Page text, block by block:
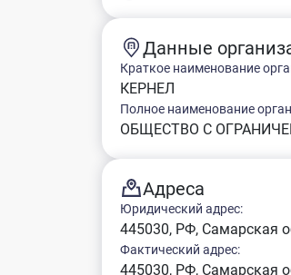
Данные
Краткое наименование
КЕРНЕЛ
Полное наименование
ОБЩЕСТВО С
Адреса
Юридический адрес:
445030, РФ, Самарская
Фактический адрес:
445030, РФ, Самарская